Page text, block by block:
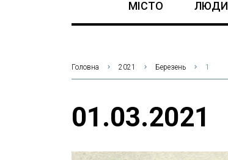
МІСТО ЛЮДИ
Головна 2021 Березень 1
01.03.2021